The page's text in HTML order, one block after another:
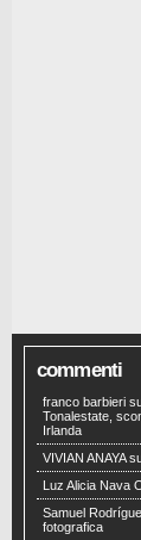
commenti
franco barbieri
Tonalestate,
Irlanda
VIVIAN ANAYA
Luz Alicia Nava
Samuel
fotografica